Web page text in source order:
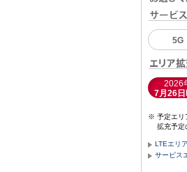
5G
2026
7月26日
予定エリ
拡充予定
LTEエリ
サービス